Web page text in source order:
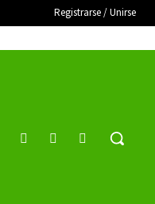
Registrarse / Unirse